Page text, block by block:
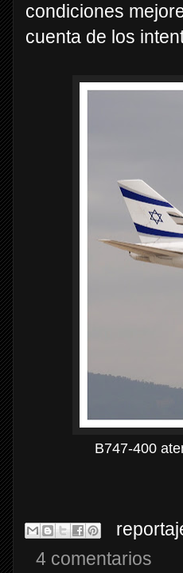
condiciones
cuenta de los
B747-400
4 comentarios